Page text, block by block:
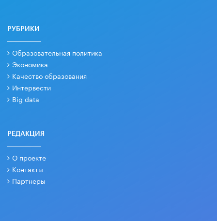
РУБРИКИ
Образовательная политика
Экономика
Качество образования
Интервести
Big data
РЕДАКЦИЯ
О проекте
Контакты
Партнеры